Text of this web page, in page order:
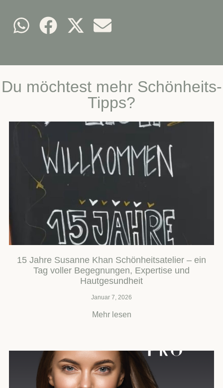
Du möchtest mehr Schönheits-
Tipps?
15 Jahre Susanne Khan Schönheitsatelier – ein
Tag voller Begegnungen, Expertise und
Hautgesundheit
Januar 7, 2026
Mehr lesen